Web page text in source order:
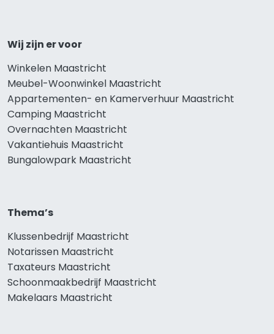
Wij zijn er voor
Winkelen Maastricht
Meubel-Woonwinkel Maastricht
Appartementen- en Kamerverhuur Maastricht
Camping Maastricht
Overnachten Maastricht
Vakantiehuis Maastricht
Bungalowpark Maastricht
Thema’s
Klussenbedrijf Maastricht
Notarissen Maastricht
Taxateurs Maastricht
Schoonmaakbedrijf Maastricht
Makelaars Maastricht